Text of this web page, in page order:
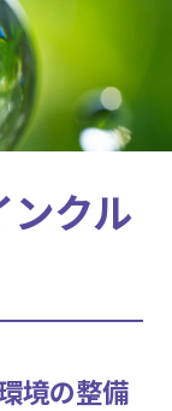
ンクル
境の整備